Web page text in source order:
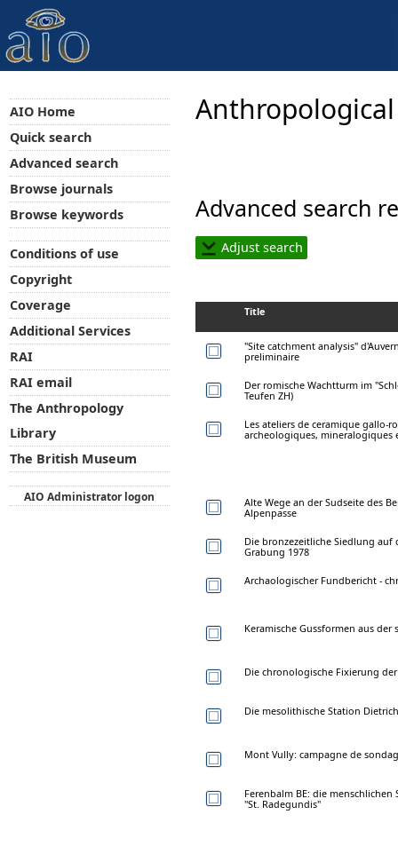
Advanced search
Adjust search
Title
"Site catchment analysis"
preliminaire
Der romische Wachtturm im
Teufen ZH)
Les ateliers de ceramique gallo-
archeologiques, mineralogiques
Alte Wege an der Sudseite des
Alpenpasse
Die bronzezeitliche Siedlung auf
Grabung 1978
Archaologischer Fundbericht -
Keramische Gussformen aus
Die chronologische Fixierung
Die mesolithische Station
Mont Vully: campagne de
Ferenbalm BE: die
"St. Radegundis"
AIO Home
Quick search
Advanced search
Browse journals
Browse keywords
Conditions of use
Copyright
Coverage
Additional Services
RAI
RAI email
The Anthropology
Library
The British Museum
AIO Administrator logon